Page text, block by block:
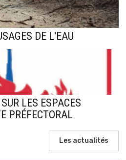
DE L'EAU
LES ESPACES
PRÉFECTORAL
Les actualités